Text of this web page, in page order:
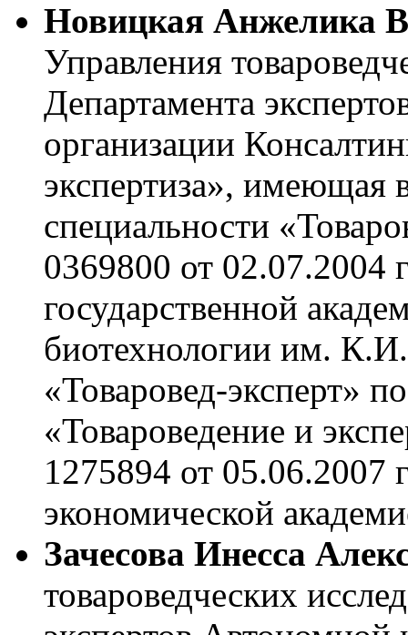
Новицкая Анжелика
Управления
Департамента
организации
экспертиза», имеющая
специальности
0369800 от 02.07.2004
государственной
биотехнологии им.
«Товаровед-эксперт»
«Товароведение и
1275894 от 05.06.2007
экономической
Зачесова Инесса
товароведческих